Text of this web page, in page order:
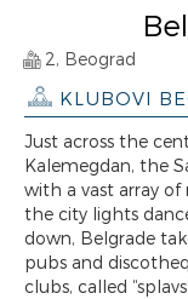
2, Beograd
KLUBOVI
Just across the
Kalemegdan, the
with a vast array
the city lights
down, Belgrade
pubs and
clubs, called